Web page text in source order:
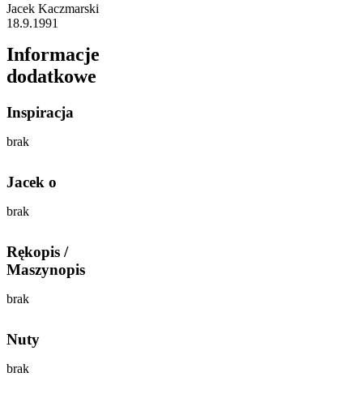
Jacek Kaczmarski
18.9.1991
Informacje
dodatkowe
Inspiracja
brak
Jacek o
brak
Rękopis /
Maszynopis
brak
Nuty
brak